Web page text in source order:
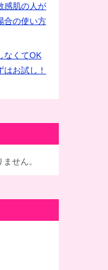
感肌の人が
合の使い方
なくてOK
お試し！
せん。